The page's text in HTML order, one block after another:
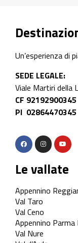
Un’esperienza di
SEDE LEGALE:
Viale Martiri della
CF 92192900345
PI 02864470345
Le vallate
Appennino
Val Taro
Val Ceno
Appennino Parma
Val Nure